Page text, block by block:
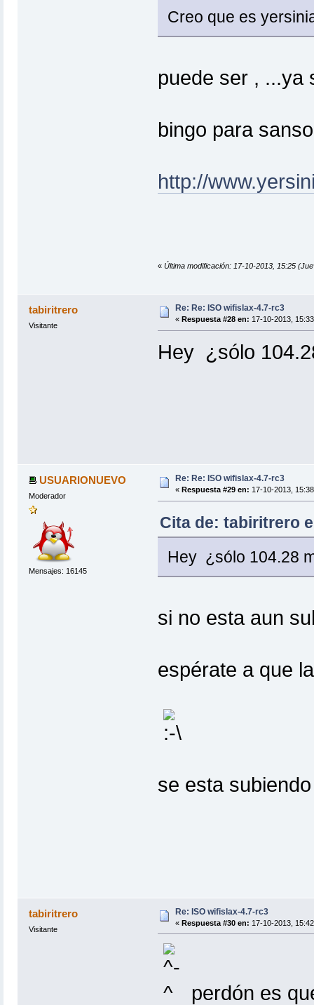
Creo que es
puede ser ,
bingo para
http://
« Última modificación: 17-10-2013, 15:25
tabiritrero
Visitante
Re: Re: ISO wifislax-4.7-rc3
« Respuesta #28 en: 17-10-2013,
Hey ¿sólo
USUARIONUEVO
Moderador
Mensajes: 16145
Re: Re: ISO wifislax-4.7-rc3
« Respuesta #29 en: 17-10-2013,
Cita de: tabiritrero
Hey ¿sólo 104.28
si no esta aun
espérate a que
se esta
tabiritrero
Visitante
Re: ISO wifislax-4.7-rc3
« Respuesta #30 en: 17-10-2013,
perdón es